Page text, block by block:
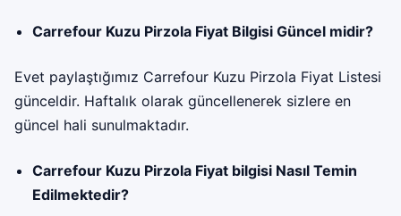
Carrefour Kuzu Pirzola Fiyat Bilgisi Güncel midir?
Evet paylaştığımız Carrefour Kuzu Pirzola Fiyat Listesi
günceldir. Haftalık olarak güncellenerek sizlere en
güncel hali sunulmaktadır.
Carrefour Kuzu Pirzola Fiyat bilgisi Nasıl Temin
Edilmektedir?